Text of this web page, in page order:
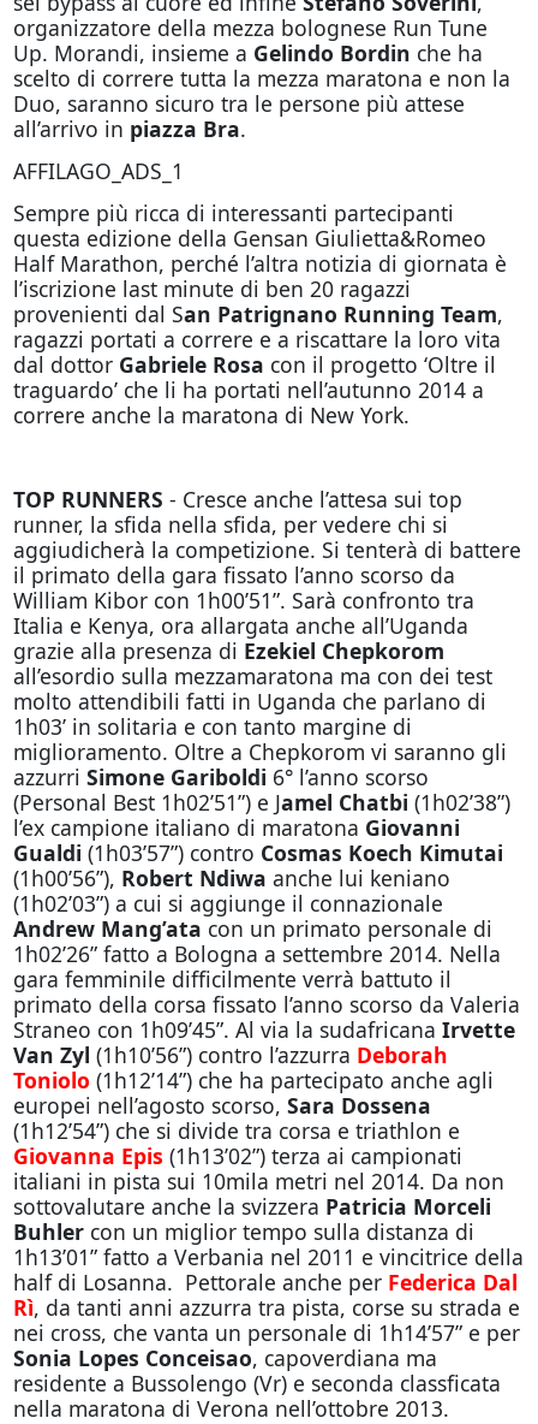
organizzatore della mezza bolognese Run Tune
Up. Morandi, insieme a Gelindo Bordin che ha
scelto di correre tutta la mezza maratona e non la
Duo, saranno sicuro tra le persone più attese
all’arrivo in piazza Bra.
AFFILAGO_ADS_1
Sempre più ricca di interessanti partecipanti
questa edizione della Gensan Giulietta&Romeo
Half Marathon, perché l’altra notizia di giornata è
l’iscrizione last minute di ben 20 ragazzi
provenienti dal San Patrignano Running Team,
ragazzi portati a correre e a riscattare la loro vita
dal dottor Gabriele Rosa con il progetto ‘Oltre il
traguardo’ che li ha portati nell’autunno 2014 a
correre anche la maratona di New York.
TOP RUNNERS - Cresce anche l’attesa sui top
runner, la sfida nella sfida, per vedere chi si
aggiudicherà la competizione. Si tenterà di battere
il primato della gara fissato l’anno scorso da
William Kibor con 1h00’51”. Sarà confronto tra
Italia e Kenya, ora allargata anche all’Uganda
grazie alla presenza di Ezekiel Chepkorom
all’esordio sulla mezzamaratona ma con dei test
molto attendibili fatti in Uganda che parlano di
1h03’ in solitaria e con tanto margine di
miglioramento. Oltre a Chepkorom vi saranno gli
azzurri Simone Gariboldi 6° l’anno scorso
(Personal Best 1h02’51”) e Jamel Chatbi (1h02’38”)
l’ex campione italiano di maratona Giovanni
Gualdi (1h03’57”) contro Cosmas Koech Kimutai
(1h00’56”), Robert Ndiwa anche lui keniano
(1h02’03”) a cui si aggiunge il connazionale
Andrew Mang’ata con un primato personale di
1h02’26” fatto a Bologna a settembre 2014. Nella
gara femminile difficilmente verrà battuto il
primato della corsa fissato l’anno scorso da Valeria
Straneo con 1h09’45”. Al via la sudafricana Irvette
Van Zyl (1h10’56”) contro l’azzurra Deborah
Toniolo (1h12’14”) che ha partecipato anche agli
europei nell’agosto scorso, Sara Dossena
(1h12’54”) che si divide tra corsa e triathlon e
Giovanna Epis (1h13’02”) terza ai campionati
italiani in pista sui 10mila metri nel 2014. Da non
sottovalutare anche la svizzera Patricia Morceli
Buhler con un miglior tempo sulla distanza di
1h13’01” fatto a Verbania nel 2011 e vincitrice della
half di Losanna. Pettorale anche per Federica Dal
Rì, da tanti anni azzurra tra pista, corse su strada e
nei cross, che vanta un personale di 1h14’57” e per
Sonia Lopes Conceisao, capoverdiana ma
residente a Bussolengo (Vr) e seconda classficata
nella maratona di Verona nell’ottobre 2013.